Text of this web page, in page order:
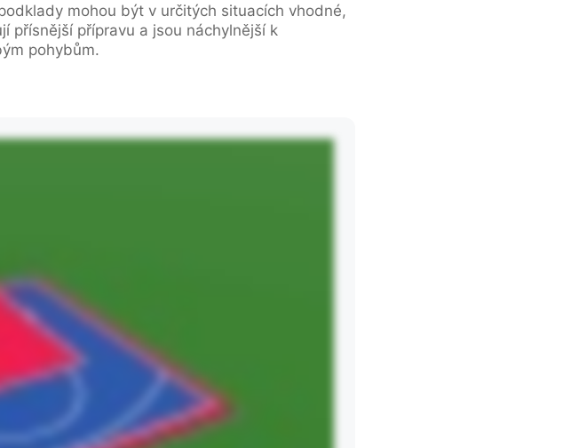
mohou být v určitých situacích vhodné,
přísnější přípravu a jsou náchylnější k
pohybům.